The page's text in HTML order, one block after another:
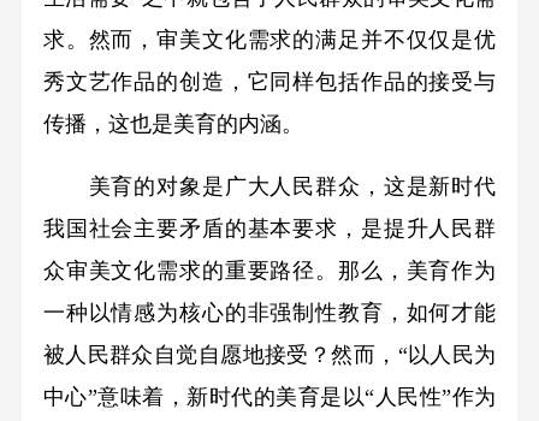
求。然而，审美文化需求的满足并不仅仅是优
秀文艺作品的创造，它同样包括作品的接受与
传播，这也是美育的内涵。
美育的对象是广大人民群众，这是新时代
我国社会主要矛盾的基本要求，是提升人民群
众审美文化需求的重要路径。那么，美育作为
一种以情感为核心的非强制性教育，如何才能
被人民群众自觉自愿地接受？然而，“以人民为
中心”意味着，新时代的美育是以“人民性”作为